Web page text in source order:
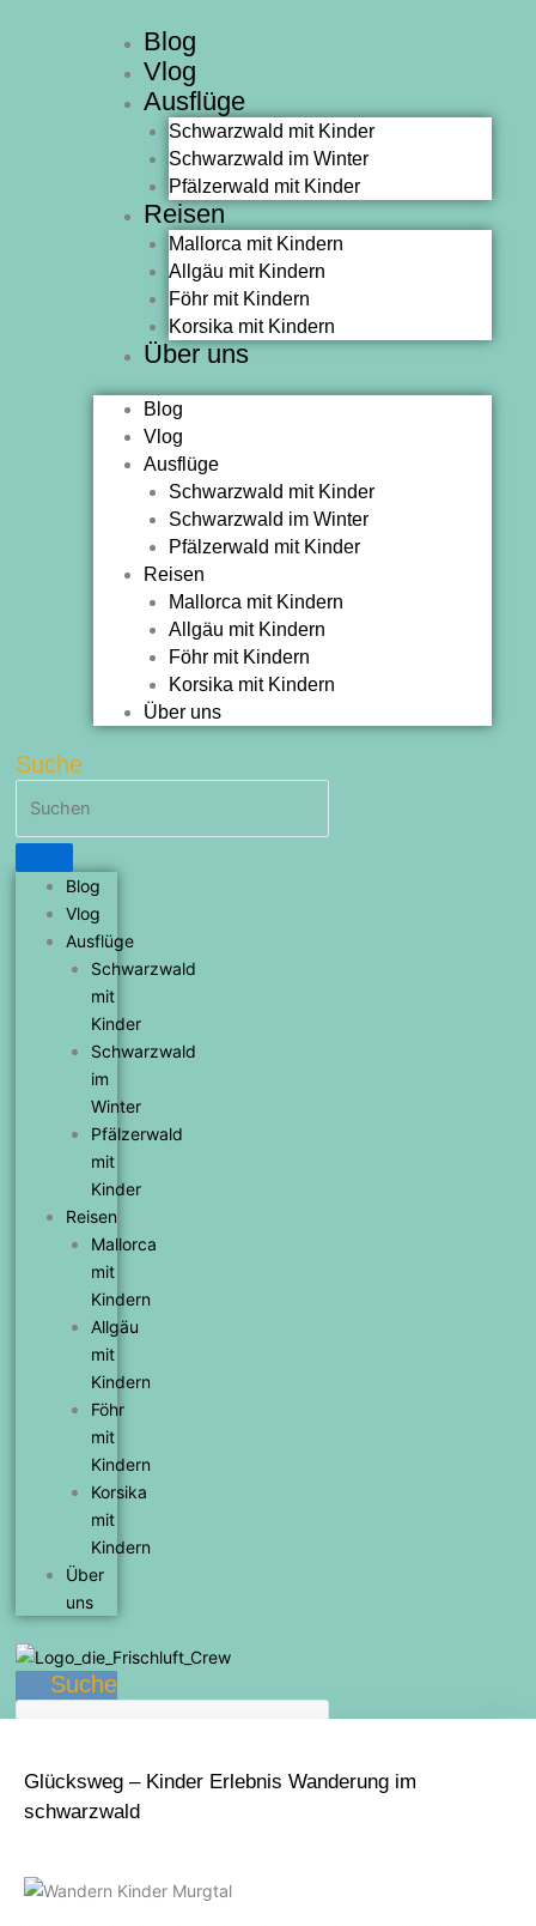
Blog
Vlog
Ausflüge
Schwarzwald mit Kinder
Schwarzwald im Winter
Pfälzerwald mit Kinder
Reisen
Mallorca mit Kindern
Allgäu mit Kindern
Föhr mit Kindern
Korsika mit Kindern
Über uns
Blog
Vlog
Ausflüge
Schwarzwald mit Kinder
Schwarzwald im Winter
Pfälzerwald mit Kinder
Reisen
Mallorca mit Kindern
Allgäu mit Kindern
Föhr mit Kindern
Korsika mit Kindern
Über uns
Suche
Blog
Vlog
Ausflüge
Schwarzwald
mit
Kinder
Schwarzwald
im
Winter
Pfälzerwald
mit
Kinder
Reisen
Mallorca
mit
Kindern
Allgäu
mit
Kindern
Föhr
mit
Kindern
Korsika
mit
Kindern
Über
uns
Suche
Glücksweg – Kinder Erlebnis Wanderung im
schwarzwald